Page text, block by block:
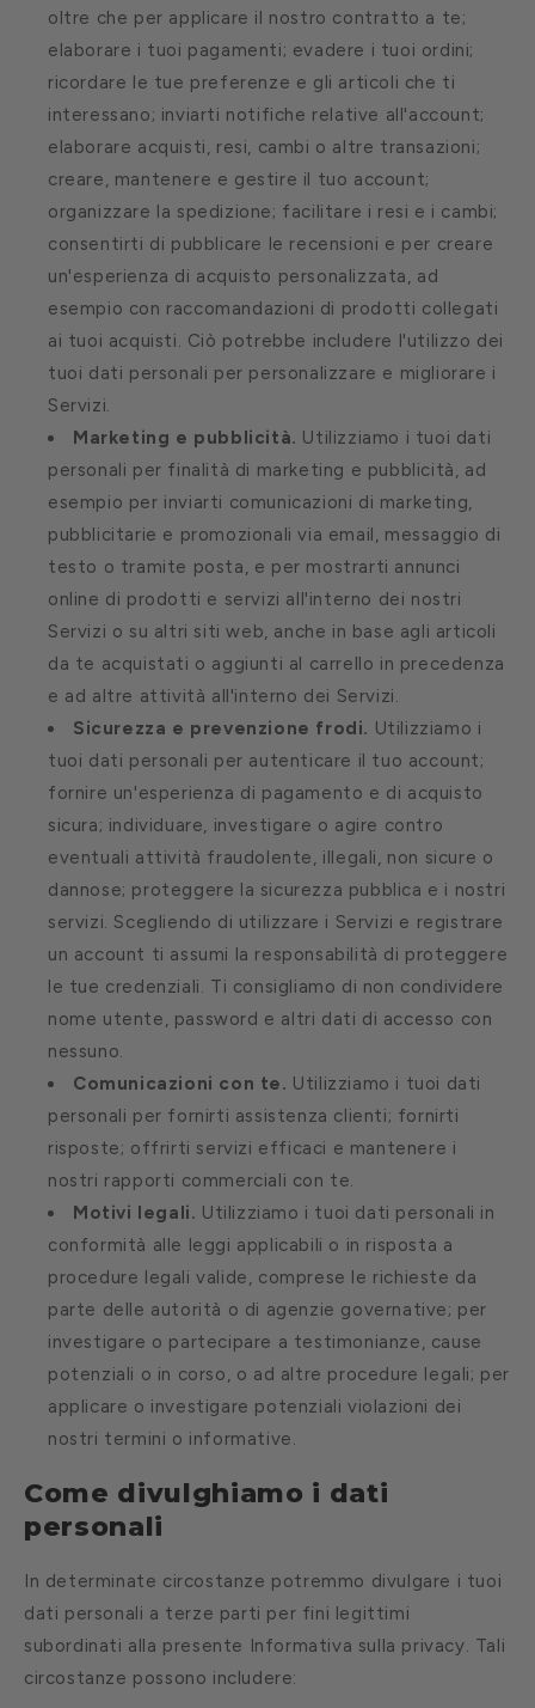
oltre che per applicare il nostro contratto a te;
elaborare i tuoi pagamenti; evadere i tuoi ordini;
ricordare le tue preferenze e gli articoli che ti
interessano; inviarti notifiche relative all'account;
elaborare acquisti, resi, cambi o altre transazioni;
creare, mantenere e gestire il tuo account;
organizzare la spedizione; facilitare i resi e i cambi;
consentirti di pubblicare le recensioni e per creare
un'esperienza di acquisto personalizzata, ad
esempio con raccomandazioni di prodotti collegati
ai tuoi acquisti. Ciò potrebbe includere l'utilizzo dei
tuoi dati personali per personalizzare e migliorare i
Servizi.
Marketing e pubblicità. Utilizziamo i tuoi dati
personali per finalità di marketing e pubblicità, ad
esempio per inviarti comunicazioni di marketing,
pubblicitarie e promozionali via email, messaggio di
testo o tramite posta, e per mostrarti annunci
online di prodotti e servizi all'interno dei nostri
Servizi o su altri siti web, anche in base agli articoli
da te acquistati o aggiunti al carrello in precedenza
e ad altre attività all'interno dei Servizi.
Sicurezza e prevenzione frodi. Utilizziamo i
tuoi dati personali per autenticare il tuo account;
fornire un'esperienza di pagamento e di acquisto
sicura; individuare, investigare o agire contro
eventuali attività fraudolente, illegali, non sicure o
dannose; proteggere la sicurezza pubblica e i nostri
servizi. Scegliendo di utilizzare i Servizi e registrare
un account ti assumi la responsabilità di proteggere
le tue credenziali. Ti consigliamo di non condividere
nome utente, password e altri dati di accesso con
nessuno.
Comunicazioni con te. Utilizziamo i tuoi dati
personali per fornirti assistenza clienti; fornirti
risposte; offrirti servizi efficaci e mantenere i
nostri rapporti commerciali con te.
Motivi legali. Utilizziamo i tuoi dati personali in
conformità alle leggi applicabili o in risposta a
procedure legali valide, comprese le richieste da
parte delle autorità o di agenzie governative; per
investigare o partecipare a testimonianze, cause
potenziali o in corso, o ad altre procedure legali; per
applicare o investigare potenziali violazioni dei
nostri termini o informative.
Come divulghiamo i dati
personali
In determinate circostanze potremmo divulgare i tuoi
dati personali a terze parti per fini legittimi
subordinati alla presente Informativa sulla privacy. Tali
circostanze possono includere: